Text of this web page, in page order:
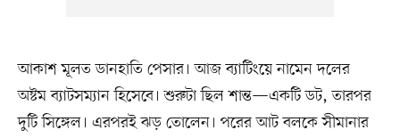
আকাশ মূলত ডানহাতি পেসার। আজ ব্যাটিংয়ে নামেন দলের
অষ্টম ব্যাটসম্যান হিসেবে। শুরুটা ছিল শান্ত—একটি ডট, তারপর
দুটি সিঙ্গেল। এরপরই ঝড় তোলেন। পরের আট বলকে সীমানার